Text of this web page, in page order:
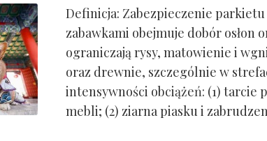
Definicja: Zabezpieczenie
zabawkami obejmuje dobór osłon
ograniczają rysy, matowienie i
oraz drewnie, szczególnie w
intensywności obciążeń: (1) tarcie
mebli; (2) ziarna piasku i